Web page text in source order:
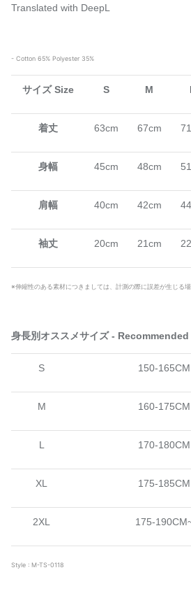
Translated with DeepL
- Cotton 65% Polyester 35%
サイズ Size S M
着丈 63cm 67cm
身幅 45cm 48cm
肩幅 40cm 42cm
袖丈 20cm 21cm
※伸縮性のある素材につきましては、計測の際に誤差が生じる場
身長別オススメサイズ -
S 150-
M 160-
L 170-
XL 175-
2XL 175-
Style : M-TS-0118